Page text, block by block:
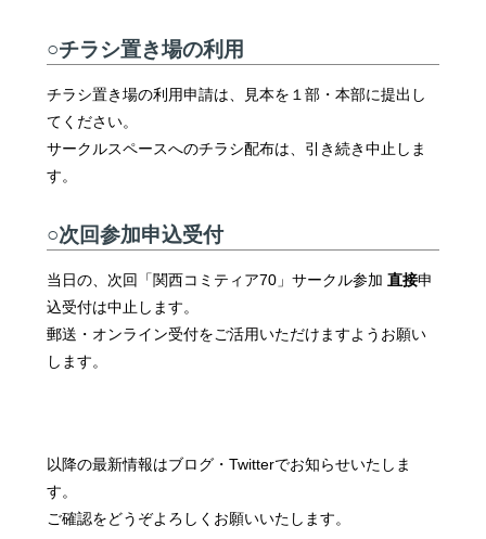
○チラシ置き場の利用
チラシ置き場の利用申請は、見本を１部・本部に提出し
てください。
サークルスペースへのチラシ配布は、引き続き中止しま
す。
○次回参加申込受付
当日の、次回「関西コミティア70」サークル参加 直接申
込受付は中止します。
郵送・オンライン受付をご活用いただけますようお願い
します。
以降の最新情報はブログ・Twitterでお知らせいたしま
す。
ご確認をどうぞよろしくお願いいたします。